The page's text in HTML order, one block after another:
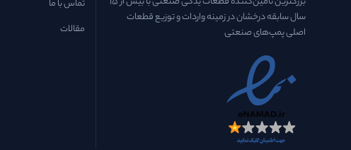
سال سابقه درخشان در زمینه واردات و توزیع قطعات
اصلی پمپ‌های صنعتی
تماس با ما
مقالات